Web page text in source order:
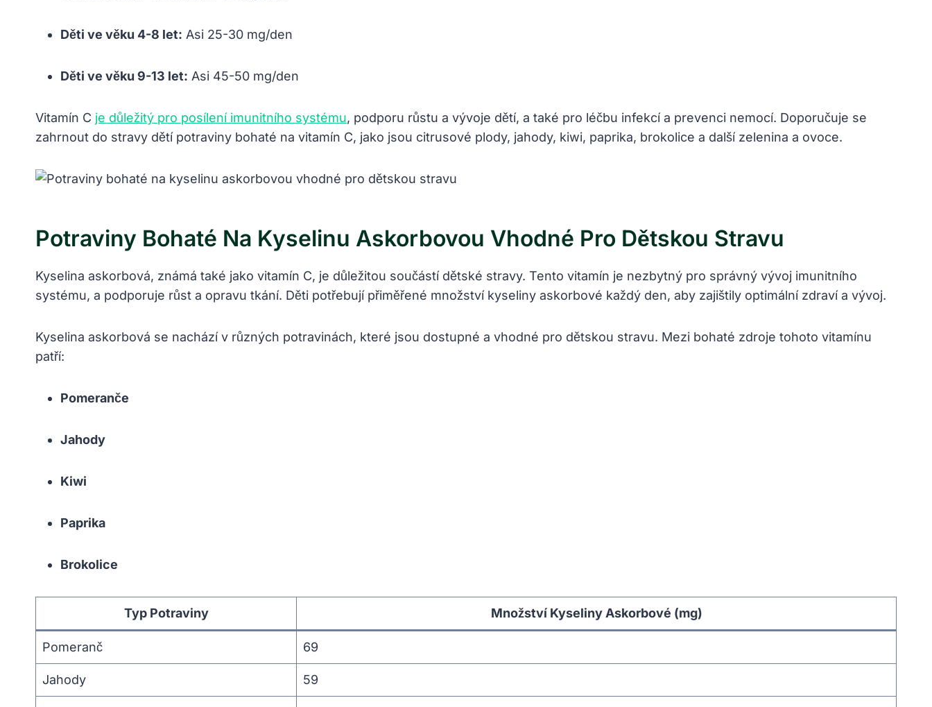
Děti ve věku 4-8 let: Asi 25-30 mg/den
Děti ve věku 9-13 let: Asi 45-50 mg/den
Vitamín C je důležitý pro posílení imunitního systému, podporu růstu a vývoje dětí, a také pro léčbu infekcí a prevenci nemocí. Doporučuje se
zahrnout do stravy dětí potraviny bohaté na vitamín C, jako jsou citrusové plody, jahody, kiwi, paprika, brokolice a další zelenina a ovoce.
Potraviny Bohaté Na Kyselinu Askorbovou Vhodné Pro Dětskou Stravu
Kyselina askorbová, známá také jako vitamín C, je důležitou součástí dětské stravy. Tento vitamín je nezbytný pro správný vývoj imunitního
systému, a podporuje růst a opravu tkání. Děti potřebují přiměřené množství kyseliny askorbové každý den, aby zajištily optimální zdraví a vývoj.
Kyselina askorbová se nachází v různých potravinách, které jsou dostupné a vhodné pro dětskou stravu. Mezi bohaté zdroje tohoto vitamínu
patří:
Pomeranče
Jahody
Kiwi
Paprika
Brokolice
Typ Potraviny Množství Kyseliny Askorbové (mg)
Pomeranč 69
Jahody 59